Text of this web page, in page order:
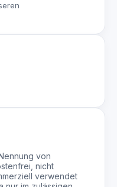
von
nicht
verwendet